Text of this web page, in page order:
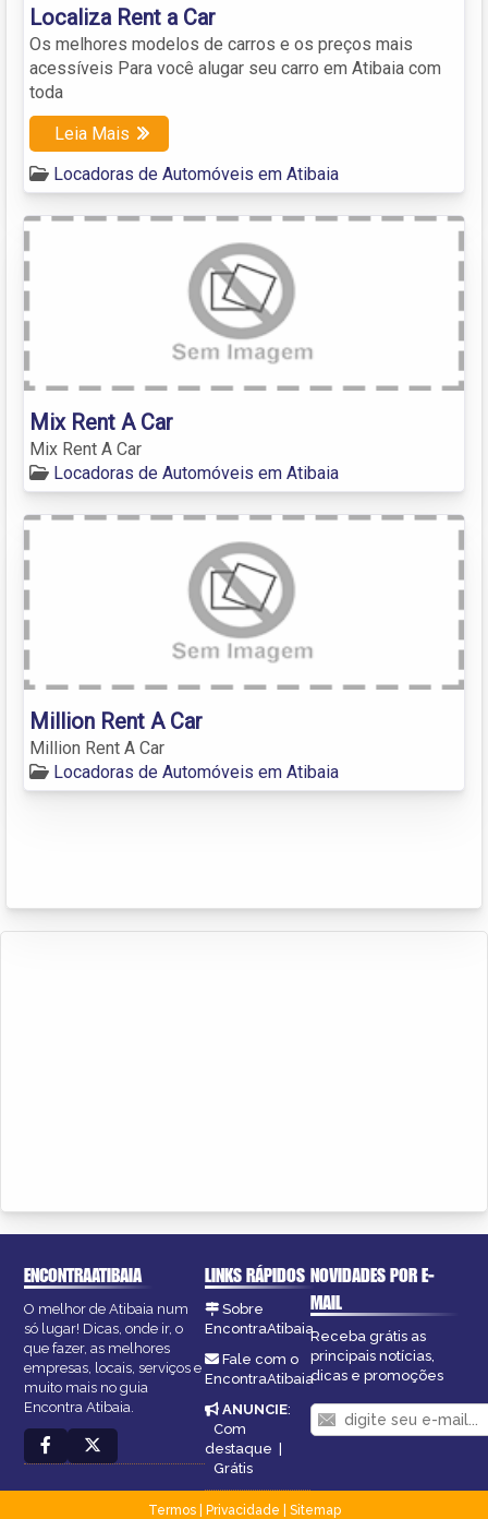
Localiza Rent a Car
Os melhores modelos de carros e os preços mais
acessíveis Para você alugar seu carro em Atibaia com
toda
Leia Mais
Locadoras de Automóveis em Atibaia
Mix Rent A Car
Mix Rent A Car
Locadoras de Automóveis em Atibaia
Million Rent A Car
Million Rent A Car
Locadoras de Automóveis em Atibaia
ENCONTRAATIBAIA
O melhor de Atibaia num
só lugar! Dicas, onde ir, o
que fazer, as melhores
empresas, locais, serviços e
muito mais no guia
Encontra Atibaia.
LINKS RÁPIDOS
Sobre
EncontraAtibaia
Fale com o
EncontraAtibaia
ANUNCIE:
Com
destaque |
Grátis
NOVIDADES POR E-
MAIL
Receba grátis as
principais notícias,
dicas e promoções
Termos| Privacidade
Sitemap